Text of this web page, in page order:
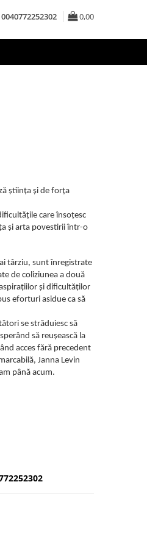
0040772252302 0,00
știința și de forța
care însoțesc
și arta povestirii într-o
târziu, sunt înregistrate
de coliziunea a două
și dificultăților
eforturi asidue ca să
se străduiesc să
să reușească la
acces fără precedent
Janna Levin
până acum.